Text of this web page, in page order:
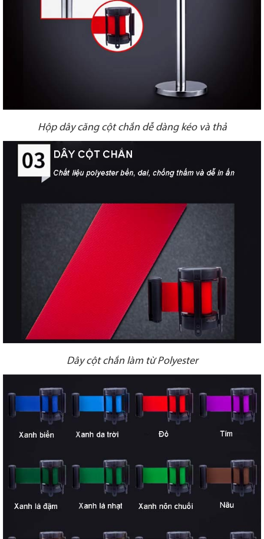
Hộp dây căng cột chắn dễ dàng kéo và thả
Dây cột chắn làm từ Polyester